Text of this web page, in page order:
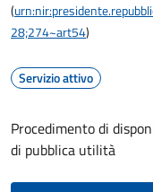
(
28;274~art54)
Servizio attivo
Procedimento di
di pubblica utilità